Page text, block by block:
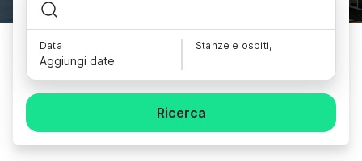
Data
Aggiungi date
Stanze e ospiti,
Ricerca